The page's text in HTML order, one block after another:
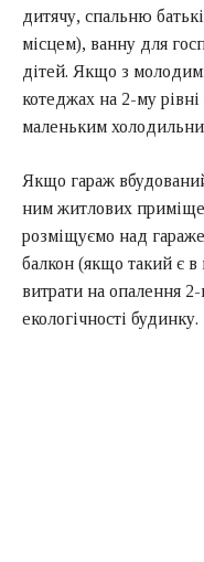
дитячу, спальню
місцем), ванну для
дітей. Якщо з
котеджах на 2-му
маленьким
Якщо гараж
ним житлових
розміщуємо над
балкон (якщо такий є
витрати на опалення
екологічності будинку.